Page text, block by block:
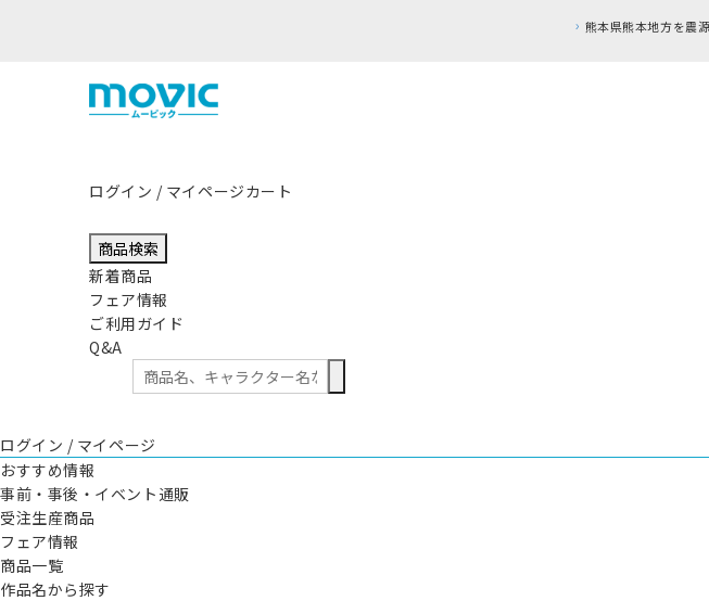
熊本県熊本地方を震源とする地震の影響につきまして
ログイン / マイページカート
商品検索
新着商品
フェア情報
ご利用ガイド
Q&A
ログイン / マイページ
おすすめ情報
事前・事後・イベント通販
受注生産商品
フェア情報
商品一覧
作品名から探す